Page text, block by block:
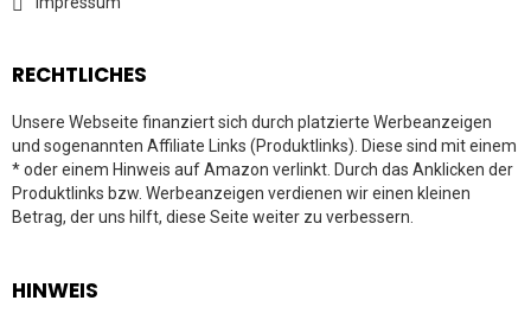
RECHTLICHES
Unsere Webseite finanziert sich durch platzierte Werbeanzeigen
und sogenannten Affiliate Links (Produktlinks). Diese sind mit einem
* oder einem Hinweis auf Amazon verlinkt. Durch das Anklicken der
Produktlinks bzw. Werbeanzeigen verdienen wir einen kleinen
Betrag, der uns hilft, diese Seite weiter zu verbessern.
HINWEIS